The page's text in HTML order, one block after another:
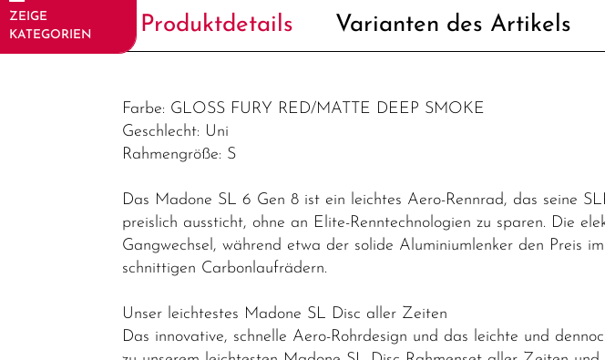
ZEIGE
KATEGORIEN
Elektrofahrräder
Jugendfahrräder
Produktdetails Varianten des Artikels
Farbe: GLOSS FURY RED/MATTE DEEP SMOKE
Geschlecht: Uni
Rahmengröße: S
Das Madone SL 6 Gen 8 ist ein leichtes Aero-Rennrad, das seine
preislich aussticht, ohne an Elite-Renntechnologien zu sparen. Die
Gangwechsel, während etwa der solide Aluminiumlenker den Preis
schnittigen Carbonlaufrädern.
Unser leichtestes Madone SL Disc aller Zeiten
Das innovative, schnelle Aero-Rohrdesign und das leichte und